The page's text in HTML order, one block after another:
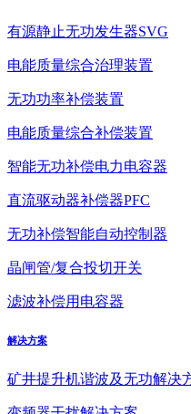
有源静止无功发生器SVG
电能质量综合治理装置
无功功率补偿装置
电能质量综合补偿装置
智能无功补偿电力电容器
直流驱动器补偿器PFC
无功补偿智能自动控制器
晶闸管/复合投切开关
滤波补偿用电容器
解决方案
矿井提升机谐波及无功解决